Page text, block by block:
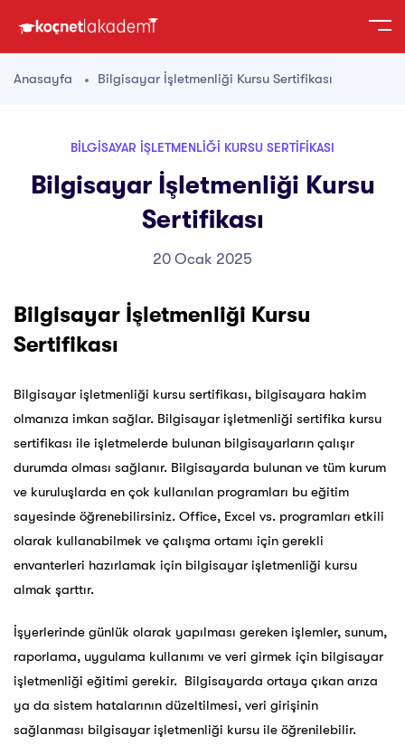
Anasayfa Bilgisayar İşletmenliği Kursu Sertifikası
BILGISAYAR İŞLETMENLIĞI KURSU SERTIFIKASI
Bilgisayar İşletmenliği Kursu
Sertifikası
20 Ocak 2025
Bilgisayar İşletmenliği Kursu
Sertifikası
Bilgisayar işletmenliği kursu sertifikası, bilgisayara hakim
olmanıza imkan sağlar. Bilgisayar işletmenliği sertifika kursu
sertifikası ile işletmelerde bulunan bilgisayarların çalışır
durumda olması sağlanır. Bilgisayarda bulunan ve tüm kurum
ve kuruluşlarda en çok kullanılan programları bu eğitim
sayesinde öğrenebilirsiniz. Office, Excel vs. programları etkili
olarak kullanabilmek ve çalışma ortamı için gerekli
envanterleri hazırlamak için bilgisayar işletmenliği kursu
almak şarttır.
İşyerlerinde günlük olarak yapılması gereken işlemler, sunum,
raporlama, uygulama kullanımı ve veri girmek için bilgisayar
işletmenliği eğitimi gerekir. Bilgisayarda ortaya çıkan arıza
ya da sistem hatalarının düzeltilmesi, veri girişinin
sağlanması bilgisayar işletmenliği kursu ile öğrenilebilir.